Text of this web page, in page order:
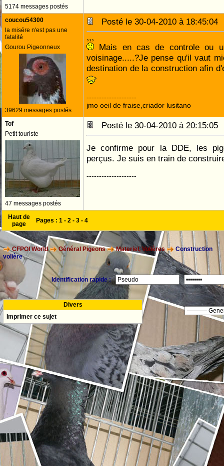
5174 messages postés
coucou54300
la misére n'est pas une
fatalité
Gourou Pigeonneux
39629 messages postés
Posté le 30-04-2010 à
Mais en cas de controle ou
voisinage.....?Je pense qu'il vaut
destination de la construction afin
--------------------
jmo oeil de fraise,criador lusitano
Tof
Petit touriste
47 messages postés
Posté le 30-04-2010 à
Je confirme pour la DDE, les
perçus. Je suis en train de
--------------------
Haut de
page
Pages : 1 - 2 - 3 - 4
CFPOI World Général Pigeons Materiel, Volières
Construction
volière
Identification rapide :
Divers
Imprimer ce sujet